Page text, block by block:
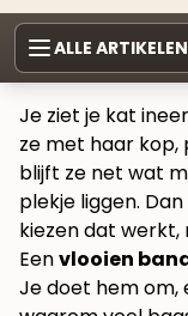
ALLE ARTIKELEN
Je ziet je kat
ze met haar kop,
blijft ze net wat
plekje liggen.
kiezen dat werkt,
Eenvlooien
Je doet hem om,